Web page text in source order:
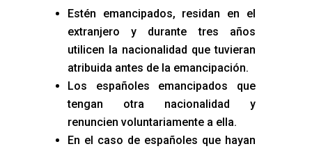
Estén emancipados, residan en el
extranjero y durante tres años
utilicen la nacionalidad que tuvieran
atribuida antes de la emancipación.
Los españoles emancipados que
tengan otra nacionalidad y
renuncien voluntariamente a ella.
En el caso de españoles que hayan